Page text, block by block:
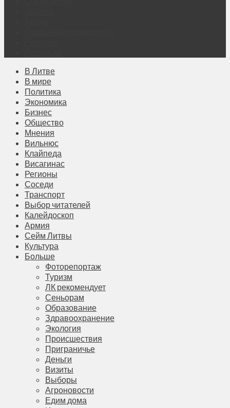
В Литве
В мире
Политика
Экономика
Бизнес
Общество
Мнения
Вильнюс
Клайпеда
Висагинас
Регионы
Соседи
Транспорт
Выбор читателей
Калейдоскоп
Армия
Сейм Литвы
Культура
Больше
Фоторепортаж
Туризм
ЛК рекомендует
Сеньорам
Образование
Здравоохранение
Экология
Происшествия
Приграничье
Деньги
Визиты
Выборы
Агроновости
Едим дома